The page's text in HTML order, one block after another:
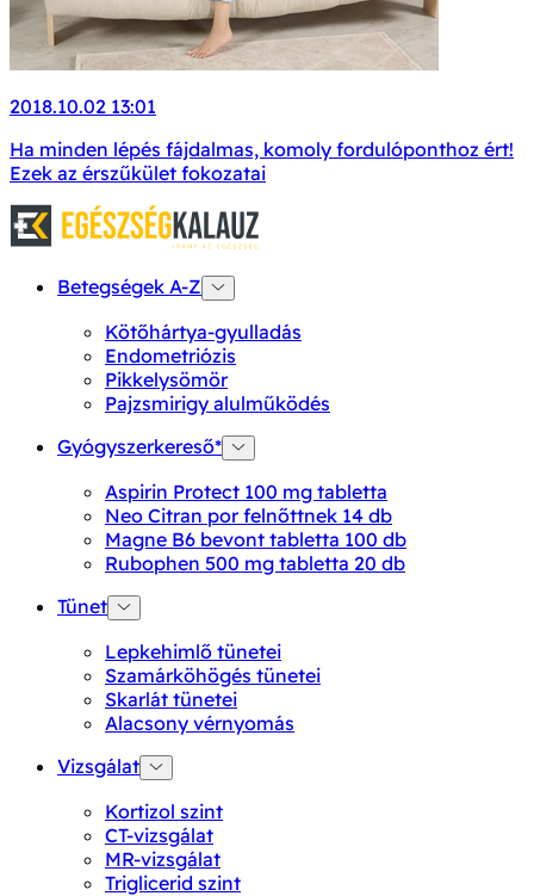
2018.10.02 13:01
Ha minden lépés fájdalmas, komoly fordulóponthoz ért!
Ezek az érszűkület fokozatai
Betegségek A-Z
Kötőhártya-gyulladás
Endometriózis
Pikkelysömör
Pajzsmirigy alulműködés
Gyógyszerkereső*
Aspirin Protect 100 mg tabletta
Neo Citran por felnőttnek 14 db
Magne B6 bevont tabletta 100 db
Rubophen 500 mg tabletta 20 db
Tünet
Lepkehimlő tünetei
Szamárköhögés tünetei
Skarlát tünetei
Alacsony vérnyomás
Vizsgálat
Kortizol szint
CT-vizsgálat
MR-vizsgálat
Triglicerid szint